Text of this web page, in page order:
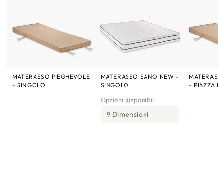
MATERASSO PIEGHEVOLE
- SINGOLO
MATERASSO SANO NEW -
SINGOLO
Opzioni disponibili
9 Dimensioni
- PIAZZA